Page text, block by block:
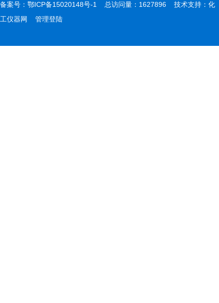
备案号： 鄂ICP备15020148号-1 总访问量：1627896 技术支持： 化
工仪器网
管理登陆